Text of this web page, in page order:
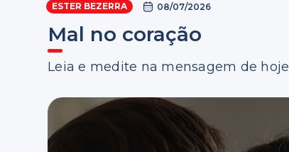
ESTER BEZERRA 08/07/2026
Mal no coração
Leia e medite na mensagem de hoje